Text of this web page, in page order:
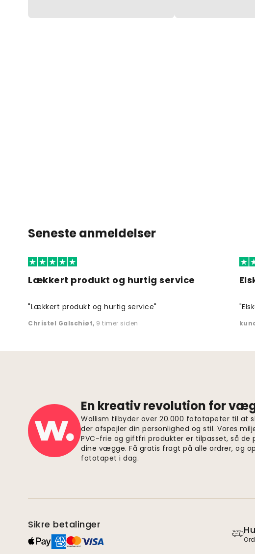
Seneste anmeldelser
Lækkert produkt og hurtig service
"Lækkert produkt og hurtig service"
Christel Galschiøt, 9 timer siden
En kreativ revolution for
Wallism tilbyder over 20.000 fototapeter til at
der afspejler din personlighed og stil. Vores
PVC-frie og giftfri produkter er tilpasset, så de
dine vægge. Få gratis fragt på alle ordrer, og
fototapet i dag.
Sikre betalinger